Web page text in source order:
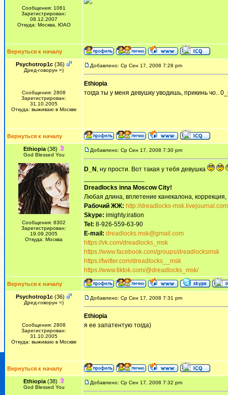
Сообщения: 1061
Зарегистрирован:
08.12.2007
Откуда: Москва, ЮАО
Вернуться к началу
Psychotrop1c (36)
Дред-говорун =)
Сообщения: 2808
Зарегистрирован:
31.10.2005
Откуда: выживаю в Москве
Добавлено: Ср Сен 17, 2008 7:28 pm
Ethiopia
тогда ты у меня девушку уводишь, прикинь чо..
Вернуться к началу
Ethiopia(38)
God Blessed You
Сообщения: 8302
Зарегистрирован:
19.09.2005
Откуда: Москва
Добавлено: Ср Сен 17, 2008 7:30 pm
D_N , ну прости. Вот такая у тебя девушка
Dreadlocks inna Moscow Сity!
Любая длина, вплетение канекалона,
Рабочий ЖЖ: http://dreadlocks-
Skype: imighty.iration
Tel: 8-926-559-63-90
E-mail: dreadlocks.msk@gmail.com
https://vk.com/dreadlocks_msk
https://www.facebook.com/groups/dreadlocksmsk
https://twitter.com/dreadlocks__msk
https://www.tiktok.com/@dreadlocks_msk/
Вернуться к началу
Psychotrop1c (36)
Дред-говорун =)
Сообщения: 2808
Зарегистрирован:
31.10.2005
Откуда: выживаю в Москве
Добавлено: Ср Сен 17, 2008 7:31 pm
Ethiopia
я ее запатентую тогда)
Вернуться к началу
Ethiopia(38)
God Blessed You
Добавлено: Ср Сен 17, 2008 7:32 pm